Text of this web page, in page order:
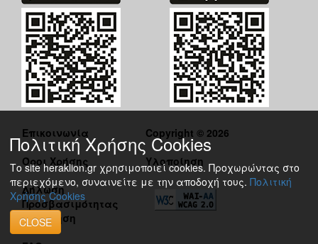
Επικοινωνία
Όροι Χρήσης
Δήλωση
Προσβασιμότητας
Πλοήγηση
Copyright © 2026
Υλοποίηση
Πολιτική Χρήσης Cookies
Το site heraklion.gr χρησιμοποιεί cookies. Προχωρώντας στο
περιεχόμενο, συναινείτε με την αποδοχή τους. Πολιτική
Χρήσης Cookies
CLOSE